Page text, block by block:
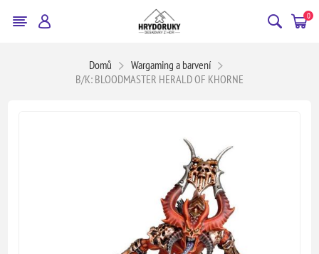
0
Domů
Wargaming a barvení
B/K: BLOODMASTER HERALD OF KHORNE